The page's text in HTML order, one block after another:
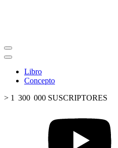
Libro
Concepto
> 1 300 000 SUSCRIPTORES